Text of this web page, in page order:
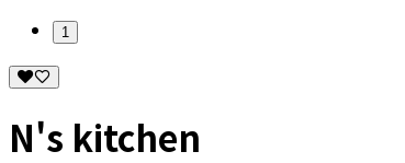
1
N's kitchen